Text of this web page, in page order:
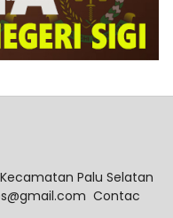
Palu Selatan
Contac